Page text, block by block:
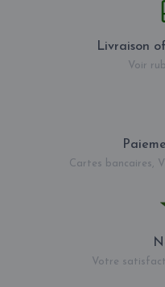
Livraison
Voir
Cartes bancaires,
Votre